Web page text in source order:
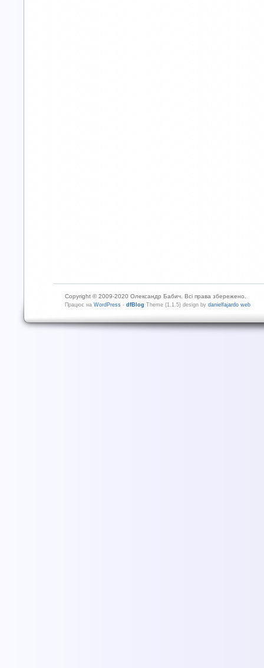
Copyright © 2009-2020 Олександр Бабич. Всі права збережено.
Працює на WordPress - dfBlog Theme (1.1.5) design by danielfajardo web